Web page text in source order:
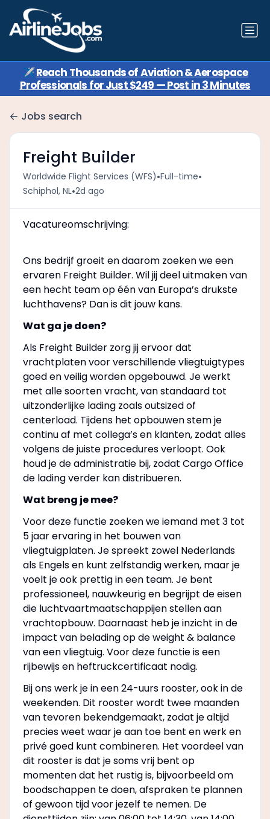
✈️Reach Thousands of Aviation & Aerospace
Professionals for Just $249 — Post in 3 Minutes
Jobs search
Freight Builder
Worldwide Flight Services (WFS)•Full-time•
Schiphol, NL•2d ago
Vacatureomschrijving:
Ons bedrijf groeit en daarom zoeken we een
ervaren Freight Builder. Wil jij deel uitmaken van
een hecht team op één van Europa’s drukste
luchthavens? Dan is dit jouw kans.
Wat ga je doen?
Als Freight Builder zorg jij ervoor dat
vrachtplaten voor verschillende vliegtuigtypes
goed en veilig worden opgebouwd. Je werkt
met alle soorten vracht, van standaard tot
uitzonderlijke lading zoals outsized of
centerload. Tijdens het opbouwen stem je
continu af met collega’s en klanten, zodat alles
volgens de juiste procedures verloopt. Ook
houd je de administratie bij, zodat Cargo Office
de lading verder kan distribueren.
Wat breng je mee?
Voor deze functie zoeken we iemand met 3 tot
5 jaar ervaring in het bouwen van
vliegtuigplaten. Je spreekt zowel Nederlands
als Engels en kunt zelfstandig werken, maar je
voelt je ook prettig in een team. Je bent
professioneel, nauwkeurig en begrijpt de eisen
die luchtvaartmaatschappijen stellen aan
vrachtopbouw. Daarnaast heb je inzicht in de
impact van belading op de weight & balance
van een vliegtuig. Voor deze functie is een
rijbewijs en heftruckcertificaat nodig.
Bij ons werk je in een 24-uurs rooster, ook in de
weekenden. Dit rooster wordt twee maanden
van tevoren bekendgemaakt, zodat je altijd
precies weet waar je aan toe bent en werk en
privé goed kunt combineren. Het voordeel van
dit rooster is dat je soms vrij bent op
momenten dat het rustig is, bijvoorbeeld om
boodschappen te doen, afspraken te plannen
of gewoon tijd voor jezelf te nemen. De